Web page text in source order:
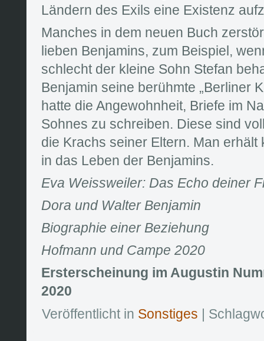
Ländern des Exils eine Existenz
Manches in dem neuen Buch
lieben Benjamins, zum Beispiel,
schlecht der kleine Sohn Stefan
Benjamin seine berühmte „Berliner
hatte die Angewohnheit, Briefe im
Sohnes zu schreiben. Diese sind
die Krachs seiner Eltern. Man erhält
in das Leben der Benjamins.
Eva Weissweiler: Das Echo deiner
Dora und Walter Benjamin
Biographie einer Beziehung
Hofmann und Campe 2020
Ersterscheinung im Augustin
2020
Veröffentlicht in Sonstiges |